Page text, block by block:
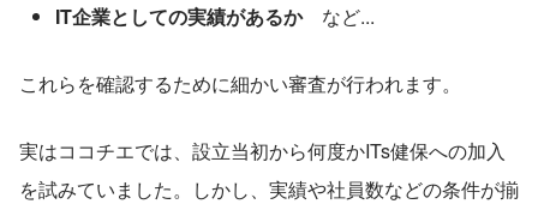
IT企業としての実績があるか など...
これらを確認するために細かい審査が行われます。
実はココチエでは、設立当初から何度かITs健保への加入
を試みていました。しかし、実績や社員数などの条件が揃